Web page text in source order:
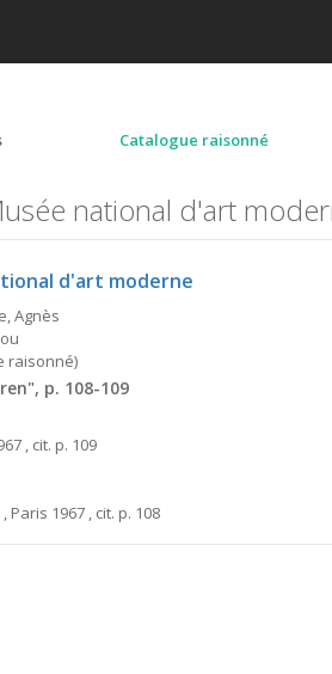
Catalogue raisonné
national d'art
d'art moderne
Agnès
raisonné)
p. 108-109
, cit. p. 109
, Paris 1967 , cit. p. 108